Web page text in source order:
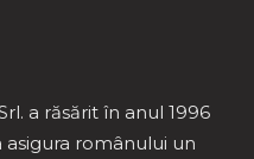
a răsărit în anul 1996
românului un